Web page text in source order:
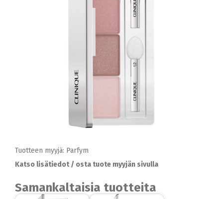
Tuotteen myyjä: Parfym
Katso lisätiedot / osta tuote myyjän sivulla
Samankaltaisia tuotteita